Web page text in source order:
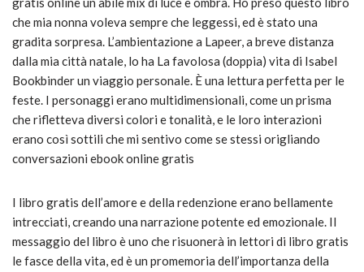
che mia nonna voleva sempre che leggessi, ed è stato una
gradita sorpresa. L’ambientazione a Lapeer, a breve distanza
dalla mia città natale, lo ha La favolosa (doppia) vita di Isabel
Bookbinder un viaggio personale. È una lettura perfetta per le
feste. I personaggi erano multidimensionali, come un prisma
che rifletteva diversi colori e tonalità, e le loro interazioni
erano così sottili che mi sentivo come se stessi origliando
conversazioni ebook online gratis
I libro gratis dell’amore e della redenzione erano bellamente
intrecciati, creando una narrazione potente ed emozionale. Il
messaggio del libro è uno che risuonerà in lettori di libro gratis
le fasce della vita, ed è un promemoria dell’importanza della